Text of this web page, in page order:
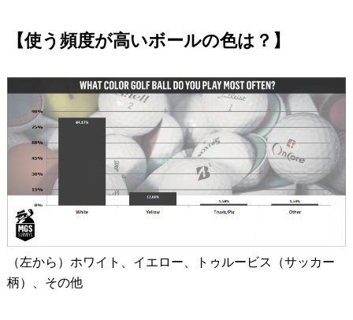
【使う頻度が高いボールの色は？】
（左から）ホワイト、イエロー、トゥルービス（サッカー
柄）、その他